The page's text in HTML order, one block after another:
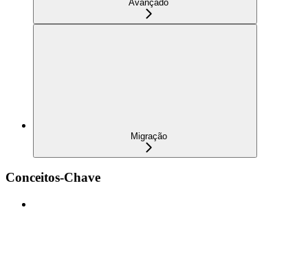
Avançado
Migração
Conceitos-Chave